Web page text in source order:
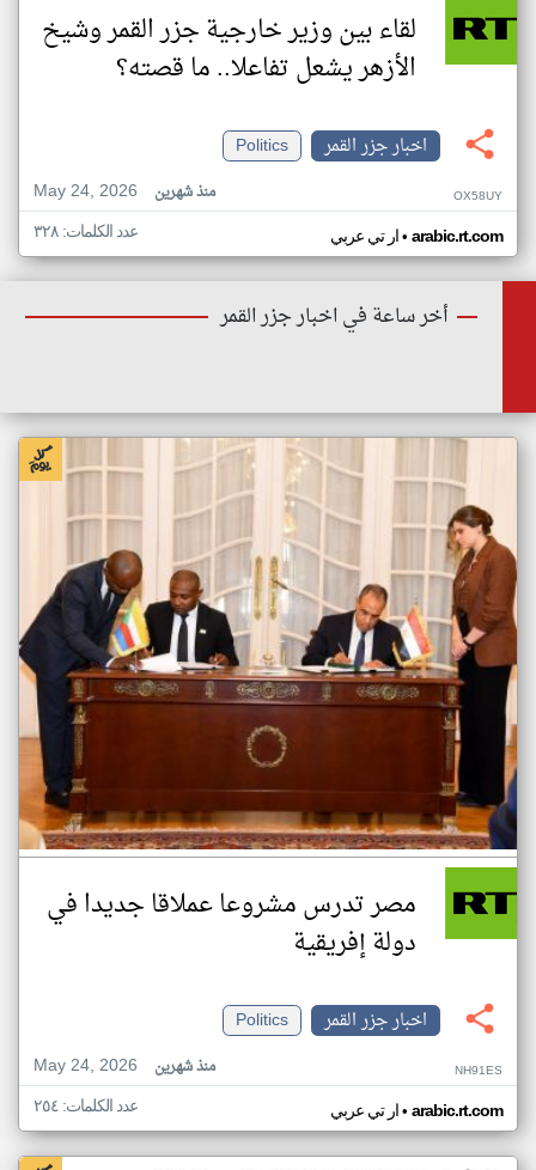
لقاء بين وزير خارجية جزر القمر وشيخ
الأزهر يشعل تفاعلا.. ما قصته؟
اخبار جزر القمر
Politics
May 24, 2026
منذ شهرين OX58UY
ار تي عربي• arabic.rt.com عدد الكلمات: ٣٢٨
أخر ساعة في اخبار جزر القمر
مصر تدرس مشروعا عملاقا جديدا في
دولة إفريقية
اخبار جزر القمر
Politics
May 24, 2026
منذ شهرين NH91ES
ار تي عربي• arabic.rt.com عدد الكلمات: ٢٥٤